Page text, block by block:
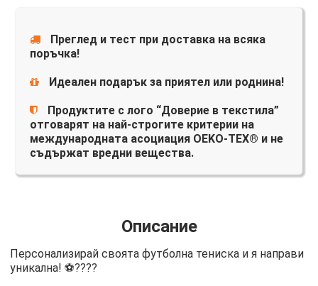
Преглед и тест при доставка на всяка
поръчка!
Идеален подарък за приятел или роднина!
Продуктите с лого “Доверие в текстила”
отговарят на най-строгите критерии на
международната асоциация OEKO-TEX® и не
съдържат вредни вещества.
Описание
Персонализирай своята футболна тениска и я направи
уникална! ⚽????